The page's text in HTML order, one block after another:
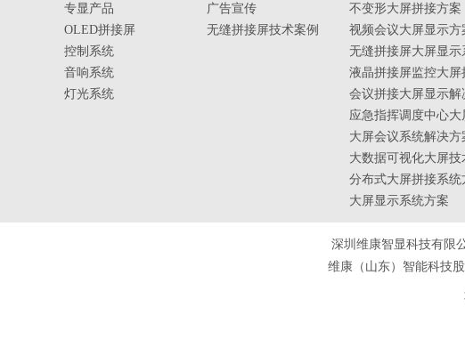
专显产品
OLED拼接屏
控制系统
音响系统
灯光系统
广告宣传
无缝拼接屏技术案例
不变形大屏拼接方案
视频会议大屏显示方
无缝拼接屏大屏显示
液晶拼接屏监控大
会议拼接大屏显示解
应急指挥调度中心大
大屏会议系统解决方
大数据可视化大屏技
分布式大屏拼接系统
大屏显示系统方案
深圳维康智显科技有限
维康（山东）智能科技